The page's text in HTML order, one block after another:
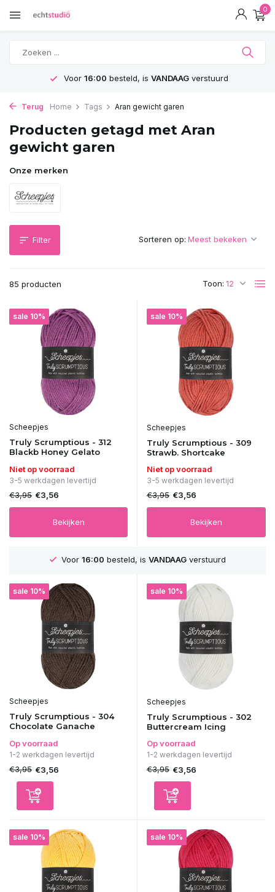
0
Voor 16:00 besteld, is VANDAAGverstuurd
Terug Home Tags Aran gewicht garen
Producten getagd met Aran
gewicht garen
Onze merken
Filter
85 producten Toon:
Sorteren op:
sale 10%
Scheepjes
Truly Scrumptious - 312
Blackb Honey Gelato
Niet op voorraad
3-5 werkdagen levertijd
€3,95 €3,56
Bekijken
sale 10%
Scheepjes
Truly Scrumptious - 309
Strawb. Shortcake
Niet op voorraad
3-5 werkdagen levertijd
€3,95 €3,56
Bekijken
Voor 16:00 besteld, is VANDAAGverstuurd
sale 10%
Scheepjes
Truly Scrumptious - 304
Chocolate Ganache
Op voorraad
1-2 werkdagen levertijd
€3,95 €3,56
sale 10%
Scheepjes
Truly Scrumptious - 302
Buttercream Icing
Op voorraad
1-2 werkdagen levertijd
€3,95 €3,56
sale 10% sale 10%